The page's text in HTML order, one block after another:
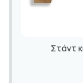
Στάντ